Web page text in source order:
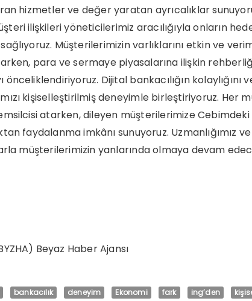
hizmetler ve değer yaratan ayrıcalıklar
ilişkileri yöneticilerimiz aracılığıyla onların
Müşterilerimizin varlıklarını etkin ve
para ve sermaye piyasalarına ilişkin
önceliklendiriyoruz. Dijital bankacılığın
kişiselleştirilmiş deneyimle birleştiriyoruz. Her
atarken, dileyen müşterilerimize Cebimdeki
faydalanma imkânı sunuyoruz. Uzmanlığımız
müşterilerimizin yanlarında olmaya devam
Beyaz Haber Ajansı
bankacılık deneyim Ekonomi fark ing’den